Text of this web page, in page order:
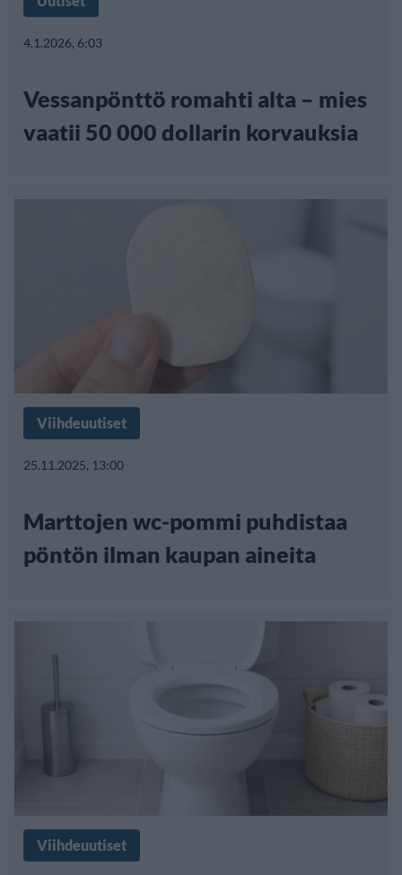
4.1.2026, 6:03
Vessanpönttö romahti alta – mies
vaatii 50 000 dollarin korvauksia
Viihdeuutiset
25.11.2025, 13:00
Marttojen wc-pommi puhdistaa
pöntön ilman kaupan aineita
Viihdeuutiset